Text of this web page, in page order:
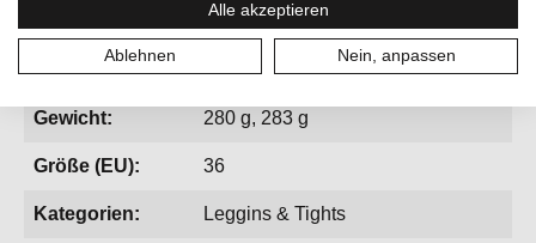
Fitness & Running, Lifestyle, Yoga
Geschlecht: Damen
Gewicht: 280 g, 283 g
Größe (EU): 36
Kategorien: Leggins & Tights
Alle akzeptieren
Ablehnen Nein, anpassen